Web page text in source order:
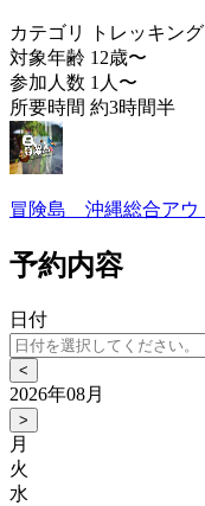
カテゴリ
トレッキン
対象年齢 12歳〜
参加人数 1人〜
所要時間 約3時間半
冒険島 沖縄総合アウ
予約内容
日付
<
2026年08月
>
月
火
水